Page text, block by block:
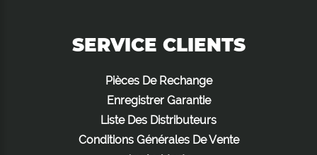
SERVICE CLIENTS
Pièces De Rechange
Enregistrer Garantie
Liste Des Distributeurs
Conditions Générales De Vente